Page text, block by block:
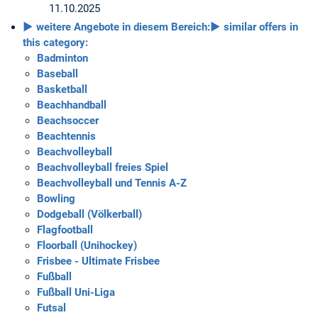
11.10.2025
► weitere Angebote in diesem Bereich:► similar offers in
this category:
Badminton
Baseball
Basketball
Beachhandball
Beachsoccer
Beachtennis
Beachvolleyball
Beachvolleyball freies Spiel
Beachvolleyball und Tennis A-Z
Bowling
Dodgeball (Völkerball)
Flagfootball
Floorball (Unihockey)
Frisbee - Ultimate Frisbee
Fußball
Fußball Uni-Liga
Futsal